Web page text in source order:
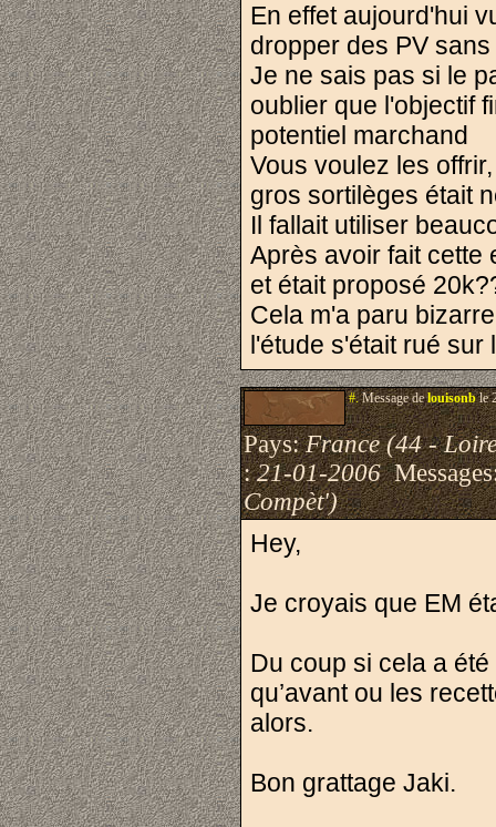
En effet aujourd'hui
dropper des PV
Je ne sais pas si le
oublier que l'objectif
potentiel marchand
Vous voulez les
gros sortilèges était
Il fallait utiliser
Après avoir fait cette
et était proposé
Cela m'a paru
l'étude s'était rué
#.Message delouisonble
Pays:France (44 -
:21-01-2006
Compèt')
Hey,
Je croyais que EM
Du coup si cela a
qu’avant ou les
alors.
Bon grattage Jaki.